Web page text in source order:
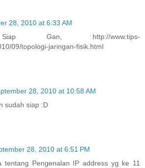
28, 2010 at 6:33 AM
Gan, http://www.tips-
09/topologi-jaringan-fisik.html
28, 2010 at 10:58 AM
sudah siap :D
28, 2010 at 6:51 PM
tentang Pengenalan IP address yg ke 11